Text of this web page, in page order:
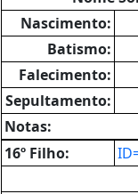
Nascimento:
Batismo:
Falecimento:
Sepultamento:
Notas:
16º Filho: